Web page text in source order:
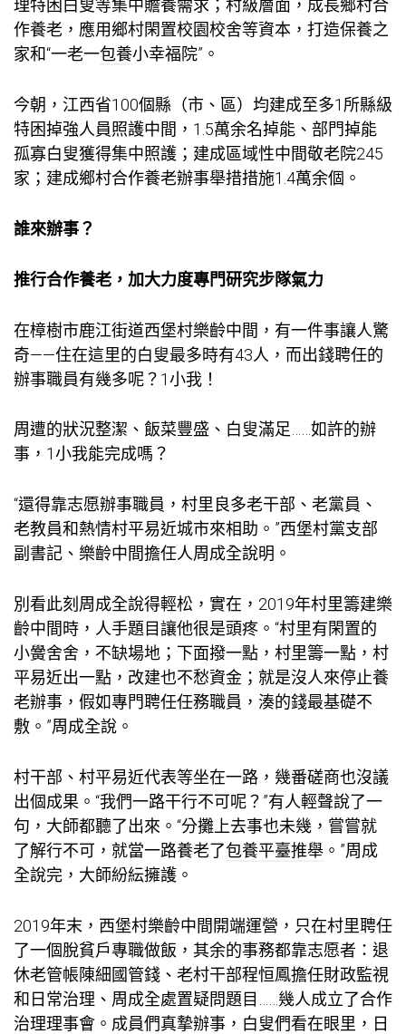
理特困白叟等集中贍養需求；村級層面，成長鄉村合
作養老，應用鄉村閑置校園校舍等資本，打造保養之
家和“一老一包養小幸福院”。
今朝，江西省100個縣（市、區）均建成至多1所縣級
特困掉強人員照護中間，1.5萬余名掉能、部門掉能
孤寡白叟獲得集中照護；建成區域性中間敬老院245
家；建成鄉村合作養老辦事舉措措施1.4萬余個。
誰來辦事？
推行合作養老，加大力度專門研究步隊氣力
在樟樹市鹿江街道西堡村樂齡中間，有一件事讓人驚
奇——住在這里的白叟最多時有43人，而出錢聘任的
辦事職員有幾多呢？1小我！
周遭的狀況整潔、飯菜豐盛、白叟滿足……如許的辦
事，1小我能完成嗎？
“還得靠志愿辦事職員，村里良多老干部、老黨員、
老教員和熱情村平易近城市來相助。”西堡村黨支部
副書記、樂齡中間擔任人周成全說明。
別看此刻周成全說得輕松，實在，2019年村里籌建樂
齡中間時，人手題目讓他很是頭疼。“村里有閑置的
小黌舍舍，不缺場地；下面撥一點，村里籌一點，村
平易近出一點，改建也不愁資金；就是沒人來停止養
老辦事，假如專門聘任任務職員，湊的錢最基礎不
敷。”周成全說。
村干部、村平易近代表等坐在一路，幾番磋商也沒議
出個成果。“我們一路干行不可呢？”有人輕聲說了一
句，大師都聽了出來。“分攤上去事也未幾，嘗嘗就
了解行不可，就當一路養老了包養平臺推舉 。”周成
全說完，大師紛紜擁護。
2019年末，西堡村樂齡中間開端運營，只在村里聘任
了一個脫貧戶專職做飯，其余的事務都靠志愿者：退
休老管帳陳細國管錢、老村干部程恒鳳擔任財政監視
和日常治理、周成全處置疑問題目……幾人成立了合作
治理理事會。成員們真摯辦事，白叟們看在眼里，日